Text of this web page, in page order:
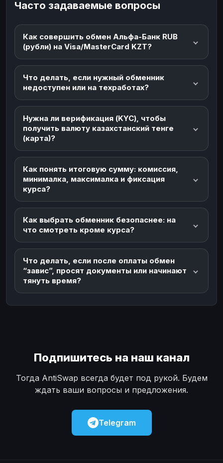
Часто задаваемые вопросы
Как совершить обмен Альфа-Банк RUB
(рубли) на Visa/MasterCard KZT?
Что делать, если нужный обменник
недоступен или на техработах?
Нужна ли верификация (KYC), чтобы
получить валюту казахстанский тенге
(карта)?
Как понять итоговую сумму: комиссия,
минималка, максималка и фиксация
курса?
Как выбрать обменник безопаснее: на
что смотреть кроме курса?
Что делать, если после оплаты обмен
“завис”, просят документы или начинают
тянуть время?
Подпишитесь на наш канал
Тогда AntiSwap всегда будет под рукой. Будем
ждать ваши вопросы и предложения.
Telegram